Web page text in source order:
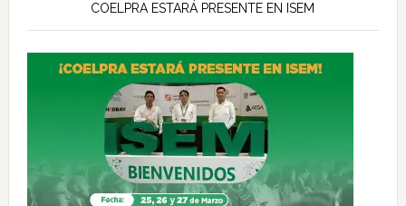
COELPRA ESTARÁ PRESENTE EN ISEM